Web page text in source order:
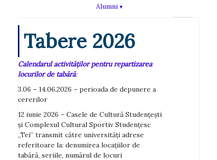
Alumni
Tabere 2026
Calendarul activităţilor pentru repartizarea
locurilor de tabără:
3.06 – 14.06.2026 – perioada de depunere a
cererilor
12 iunie 2026 – Casele de Cultură Studenţeşti
şi Complexul Cultural Sportiv Studenţesc
„Tei” transmit către universităţi adrese
referitoare la: denumirea locaţiilor de
tabără, seriile, numărul de locuri